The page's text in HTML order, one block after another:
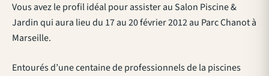
Vous avez le profil idéal pour assister au Salon Piscine &
Jardin qui aura lieu du 17 au 20 février 2012 au Parc Chanot à
Marseille.
Entourés d’une centaine de professionnels de la piscines